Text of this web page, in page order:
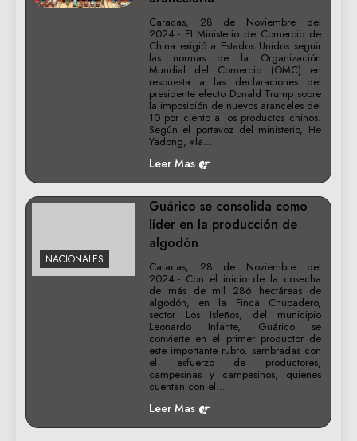
Caracas, 28 de Noviembre del
2024.- El Ministerio de Comercio de
China exigió a Estados Unidos seguir
las normas de la Organización
Mundial del Comercio (OMC) en
respuesta a las declaraciones del
presidente electo Donald Trump sobre
la imposición de nuevos aranceles del
10 por ciento a los productos chinos.
Según el portavoz del ministerio, He
Yadong, «la…
Leer Mas
NACIONALES
Guárico se consolida como
líder en la producción de
algodón
Caracas, 28 de Noviembre del
2024.- Con el inicio de la cosecha
de más de mil 286 hectáreas de
algodón, en la Finca Chupadero,
sector Los Isleños, del municipio
Leonardo Infante, Guárico se
convierte en el primer productor de
este importante rubro, sembradas con
el esfuerzo de productores,
campesinas y campesinos, quienes
cuentan con el…
Leer Mas